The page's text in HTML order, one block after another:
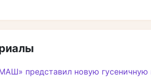
представил новую